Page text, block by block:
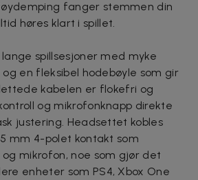
fanger stemmen din
høres klart i spillet.
spillsesjoner med myke
en fleksibel hodebøyle som gir
kabelen er flokefri og
og mikrofonknapp direkte
justering. Headsettet kobles
mm 4-polet kontakt som
mikrofon, noe som gjør det
enheter som PS4, Xbox One